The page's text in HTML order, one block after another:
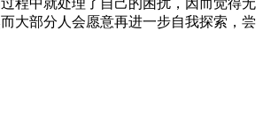
程中就处理了自己的困扰，因而觉得无
大部分人会愿意再进一步自我探索，尝